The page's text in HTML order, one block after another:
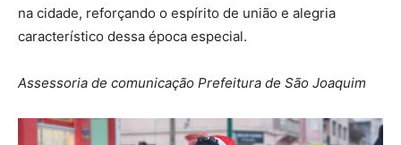
na cidade, reforçando o espírito de união e alegria
característico dessa época especial.
Assessoria de comunicação Prefeitura de São Joaquim